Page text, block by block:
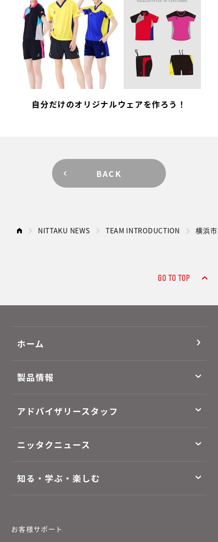
自分だけのオリジナルウェアを作ろう！
BACK
NITTAKU NEWS TEAM INTRODUCTION 横浜
GO TO TOP
ホーム
製品情報
アドバイザリースタッフ
ニッタクニュース
知る・学ぶ・楽しむ
お客様サポート